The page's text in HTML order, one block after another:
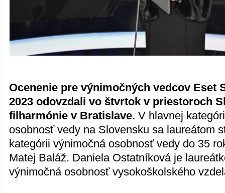
Ocenenie pre výnimočných vedcov Eset
2023 odovzdali vo štvrtok v priestoroch
filharmónie v Bratislave. V hlavnej
osobnosť vedy na Slovensku sa laureátom
kategórii výnimočná osobnosť vedy do 35
Matej Baláž. Daniela Ostatníková je
výnimočná osobnosť vysokoškolského